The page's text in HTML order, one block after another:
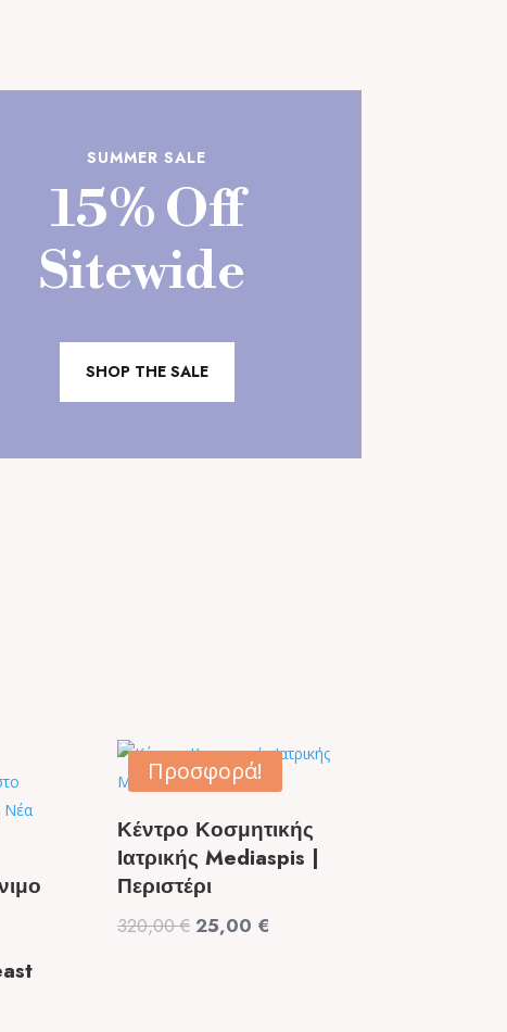
SUMMER SALE
15% Off
Sitewide
SHOP THE SALE
Προσφορά!
Κέντρο Κοσμητικής
Ιατρικής Mediaspis |
Περιστέρι
320,00€ Original
25,00 €